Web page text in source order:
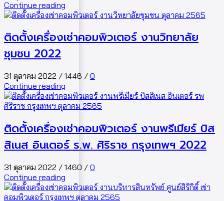
Continue reading
ติดตั้งเครื่องเช่าคอมพิวเตอร์ งานวิทยาลัย
ชุมชน 2022
31 ตุลาคม 2022 / 1446 / 0
Continue reading
ติดตั้งเครื่องเช่าคอมพิวเตอร์ งานพรีเมียร์ บิส
สิเนส อินเตอร์ ร.พ. ศิริราช กรุงเทพฯ 2022
31 ตุลาคม 2022 / 1460 / 0
Continue reading